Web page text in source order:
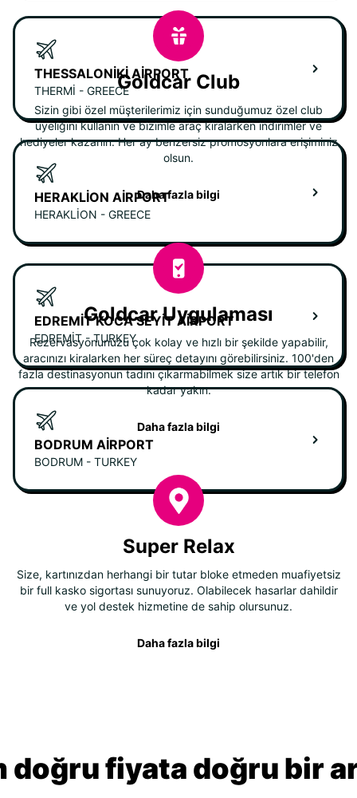
THESSALONIKI AIRPORT
THERMI - GREECE
HERAKLION AIRPORT
HERAKLION - GREECE
EDREMIT KOCA SEYIT AIRPORT
EDREMIT - TURKEY
BODRUM AIRPORT
BODRUM - TURKEY
Goldcar Club
Sizin gibi özel müşterilerimiz için sunduğumuz özel club
üyeliğini kullanın ve bizimle araç kiralarken indirimler ve
hediyeler kazanın. Her ay benzersiz promosyonlara erişiminiz
olsun.
Daha fazla bilgi
Goldcar Uygulaması
Rezervasyonunuzu çok kolay ve hızlı bir şekilde yapabilir,
aracınızı kiralarken her süreç detayını görebilirsiniz. 100'den
fazla destinasyonun tadını çıkarmabilmek size artık bir telefon
kadar yakın.
Daha fazla bilgi
Super Relax
Size, kartınızdan herhangi bir tutar bloke etmeden muafiyetsiz
bir full kasko sigortası sunuyoruz. Olabilecek hasarlar dahildir
ve yol destek hizmetine de sahip olursunuz.
Daha fazla bilgi
doğru fiyata doğru bir